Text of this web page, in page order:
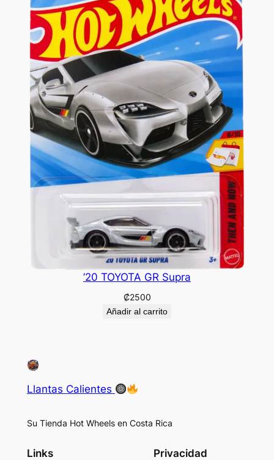
’20 TOYOTA GR Supra
₡2500
Añadir al carrito
Llantas Calientes
Su Tienda Hot Wheels en Costa Rica
Links Privacidad